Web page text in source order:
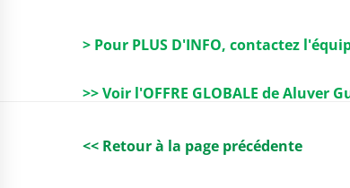
> Pour PLUS D'INFO, contactez
>> Voir l'OFFRE GLOBALE de Aluver
<< Retour à la page précédente